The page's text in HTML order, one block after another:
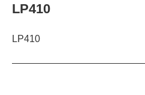
LP410
LP410